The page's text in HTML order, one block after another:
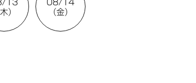
13
木）
08/14
（金）